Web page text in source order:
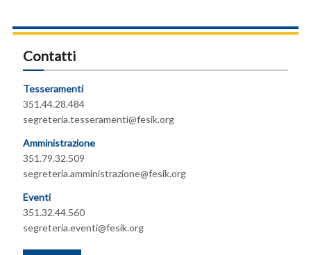
Contatti
Tesseramenti
351.44.28.484
segreteria.tesseramenti@fesik.org
Amministrazione
351.79.32.509
segreteria.amministrazione@fesik.org
Eventi
351.32.44.560
segreteria.eventi@fesik.org